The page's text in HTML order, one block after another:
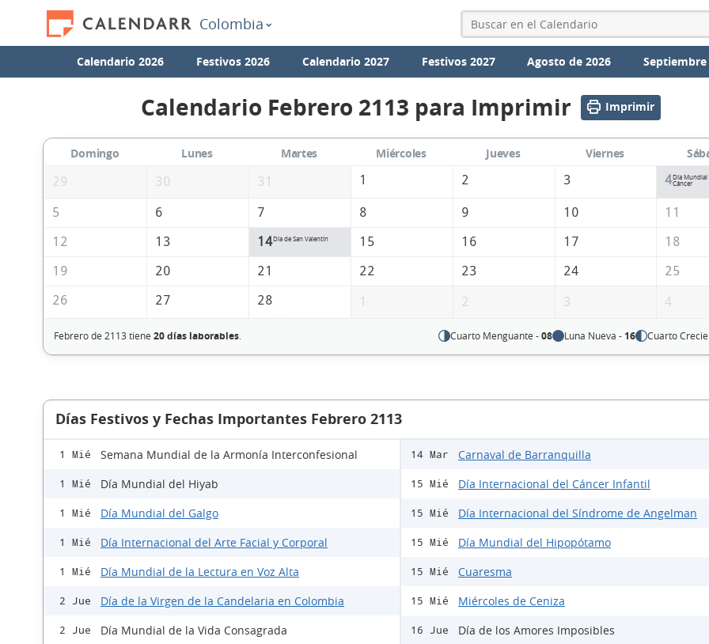
Colombia
Calendario 2026 Festivos 2026 Calendario 2027 Festivos 2027 Agosto de 2026 Septiembre
Calendario Febrero 2113 para Imprimir Imprimir
Domingo Lunes Martes Miércoles Jueves Viernes
29
30 31 1 2 3 4Día Mundial
Cáncer
5 6 7 8 9 10
11
12
13 14Día de San Valentín 15 16 17
18
19
20 21 22 23 24
25
26
27 28 1 2 3 4
Febrero de 2113 tiene 20 días laborables. Cuarto Menguante -08 Luna Nueva - 16 Cuarto
Días Festivos y Fechas Importantes Febrero 2113
1 Mié Semana Mundial de la Armonía Interconfesional
1 Mié Día Mundial del Hiyab
1 Mié Día Mundial del Galgo
1 Mié Día Internacional del Arte Facial y Corporal
1 Mié Día Mundial de la Lectura en Voz Alta
2 Jue Día de la Virgen de la Candelaria en Colombia
2 Jue Día Mundial de la Vida Consagrada
14 Mar Carnaval de Barranquilla
15 Mié Día Internacional del Cáncer Infantil
15 Mié Día Internacional del Síndrome de Angelman
15 Mié Día Mundial del Hipopótamo
15 Mié Cuaresma
15 Mié Miércoles de Ceniza
16 Jue Día de los Amores Imposibles